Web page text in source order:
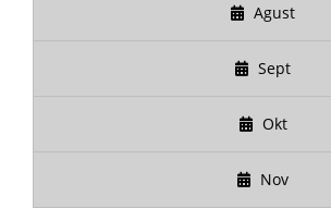
Agust
Sept
Okt
Nov